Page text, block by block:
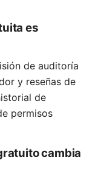
es
de auditoría
y reseñas de
de
permisos
cambia